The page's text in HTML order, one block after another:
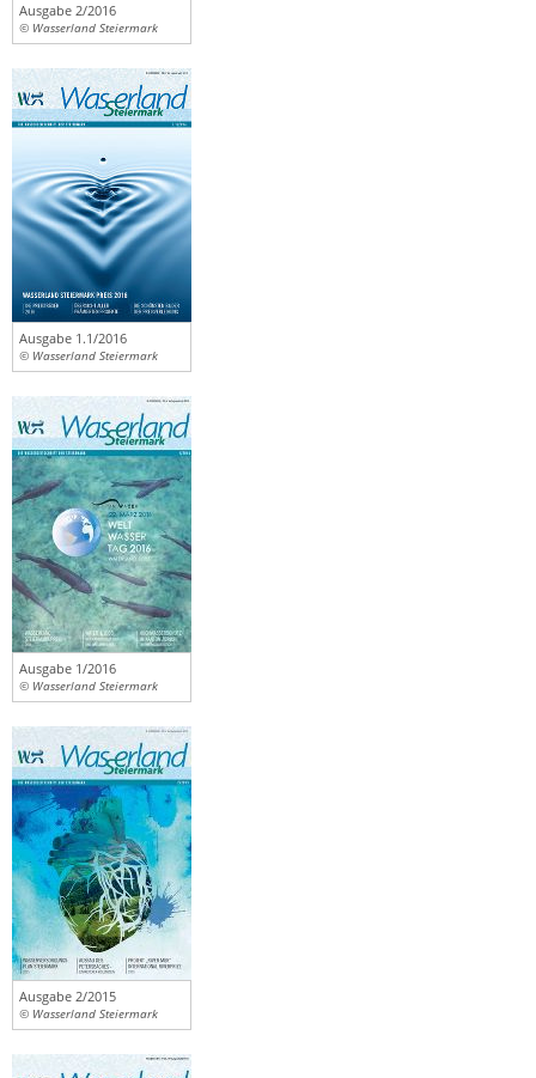
Ausgabe 2/2016
© Wasserland Steiermark
Ausgabe 1.1/2016
© Wasserland Steiermark
Ausgabe 1/2016
© Wasserland Steiermark
Ausgabe 2/2015
© Wasserland Steiermark